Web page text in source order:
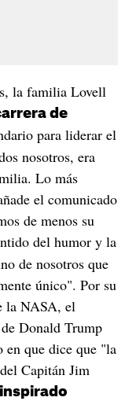
la familia Lovell
de
para liderar el
nosotros, era
Lo más
el comunicado
de menos su
del humor y la
de nosotros que
único". Por su
la NASA, el
Donald Trump
en que dice que "la
Capitán Jim